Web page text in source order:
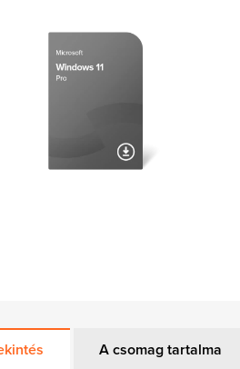
A csomag tartalma